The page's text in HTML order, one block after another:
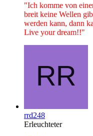
"Ich komme von
breit keine Wellen
werden kann, dann
Live your dream!!"
rrd248
Erleuchteter